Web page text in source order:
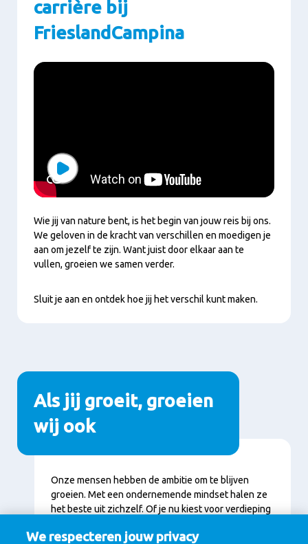
carrière bij
FrieslandCampina
Wie jij van nature bent, is het begin van jouw reis bij ons.
We geloven in de kracht van verschillen en moedigen je
aan om jezelf te zijn. Want juist door elkaar aan te
vullen, groeien we samen verder.
Sluit je aan en ontdek hoe jij het verschil kunt maken.
Als jij groeit, groeien
wij ook
Inhoud
Onze mensen hebben de ambitie om te blijven
groeien. Met een ondernemende mindset halen ze
het beste uit zichzelf. Of je nu kiest voor verdieping
bij FrieslandCampina krijg je de ruimte om je eigen
We respecteren jouw privacy